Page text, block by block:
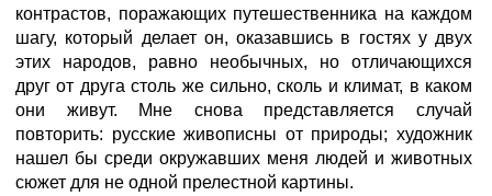
контрастов, поражающих путешественника на каждом
шагу, который делает он, оказавшись в гостях у двух
этих народов, равно необычных, но отличающихся
друг от друга столь же сильно, сколь и климат, в каком
они живут. Мне снова представляется случай
повторить: русские живописны от природы; художник
нашел бы среди окружавших меня людей и животных
сюжет для не одной прелестной картины.